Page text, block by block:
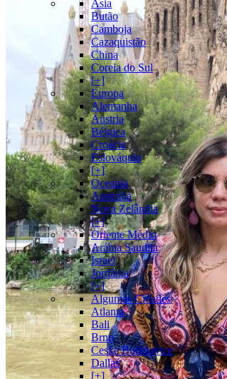
Ásia
Butão
Camboja
Cazaquistão
China
Coreia do Sul
[+]
Europa
Alemanha
Áustria
Bélgica
Croácia
Eslováquia
[+]
Oceania
Austrália
Nova Zelândia
[+]
Oriente Médio
Arábia Saudita
Israel
Jordânia
[+]
Algumas Cidades
Atlanta
Bali
Brno
Ceske Budejovice
Dallas
[+]